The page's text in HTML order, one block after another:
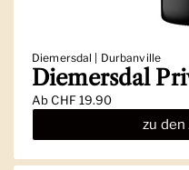
Diemersdal | Durbanville
Diemersdal
AbCHF 19.90
zu den